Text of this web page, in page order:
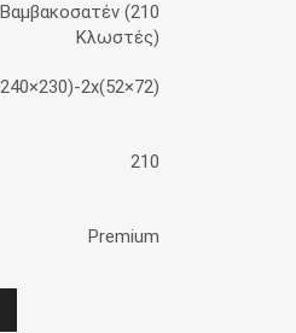
Βαμβακοσατέν (210
Κλωστές)
2x(52×72)
210
Premium